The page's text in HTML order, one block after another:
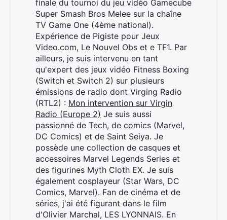
finale du tournoi du jeu vidéo Gamecube
Super Smash Bros Melee sur la chaîne
TV Game One (4ème national).
Expérience de Pigiste pour Jeux
Video.com, Le Nouvel Obs et e TF1. Par
ailleurs, je suis intervenu en tant
qu'expert des jeux vidéo Fitness Boxing
(Switch et Switch 2) sur plusieurs
émissions de radio dont Virging Radio
(RTL2) : Mon intervention sur Virgin
Radio (Europe 2) Je suis aussi
passionné de Tech, de comics (Marvel,
DC Comics) et de Saint Seiya. Je
possède une collection de casques et
accessoires Marvel Legends Series et
des figurines Myth Cloth EX. Je suis
également cosplayeur (Star Wars, DC
Comics, Marvel). Fan de cinéma et de
séries, j'ai été figurant dans le film
d'Olivier Marchal, LES LYONNAIS. En
Rechercher
: